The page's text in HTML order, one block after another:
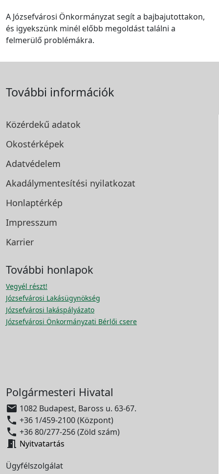
A Józsefvárosi Önkormányzat segít a bajbajutottakon,
és igyekszünk minél előbb megoldást találni a
felmerülő problémákra.
További információk
Közérdekű adatok
Okostérképek
Adatvédelem
Akadálymentesítési nyilatkozat
Honlaptérkép
Impresszum
Karrier
További honlapok
Vegyél részt!
Józsefvárosi Lakásügynökség
Józsefvárosi lakáspályázato
Józsefvárosi Önkormányzati Bérlői csere
Polgármesteri Hivatal
 1082 Budapest, Baross u. 63-67.
 +36 1/459-2100 (Központ)
 +36 80/277-256 (Zöld szám)
 Nyitvatartás
Ügyfélszolgálat